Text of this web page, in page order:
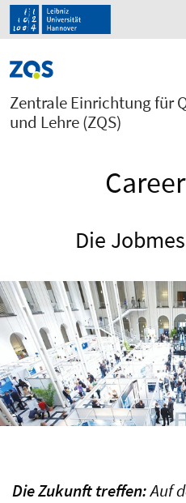
Zentrale Einrichtung für
und Lehre (ZQS)
Die
Die Zukunft treffen:Auf